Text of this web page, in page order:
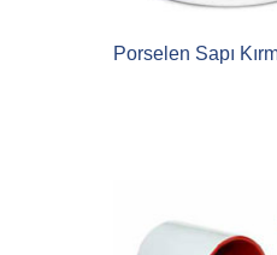
Porselen Sapı